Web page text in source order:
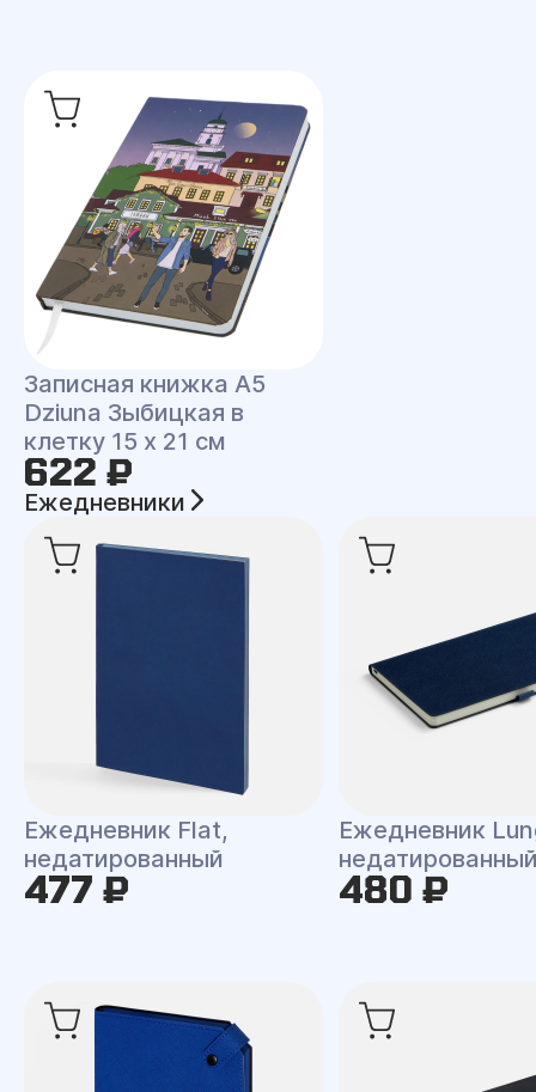
Записная книжка A5
Dziuna Зыбицкая в
клетку 15 x 21 см
622 ₽
Ежедневники
Ежедневник Flat,
недатированный
477 ₽
Ежедневник
480 ₽